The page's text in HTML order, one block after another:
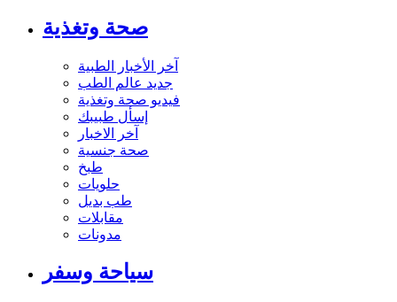
صحة وتغذية
آخر الأخبار الطبية
جديد عالم الطب
فيديو صحة وتغذية
إسأل طبيبك
آخر الاخبار
صحة جنسية
طبخ
حلويات
طب بديل
مقابلات
مدونات
سياحة وسفر